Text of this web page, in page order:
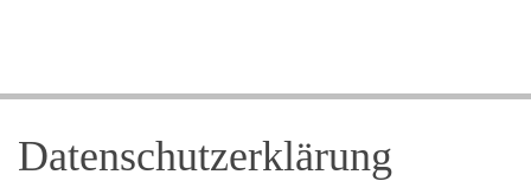
Datenschutzerklärung